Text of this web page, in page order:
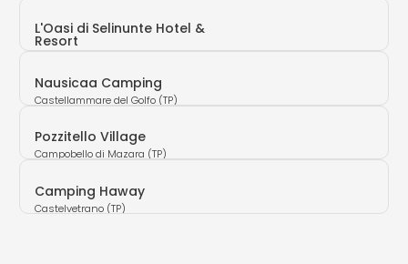
L'Oasi di Selinunte Hotel &
Resort
Nausicaa Camping
Castellammare del Golfo (TP)
Pozzitello Village
Campobello di Mazara (TP)
Camping Haway
Castelvetrano (TP)